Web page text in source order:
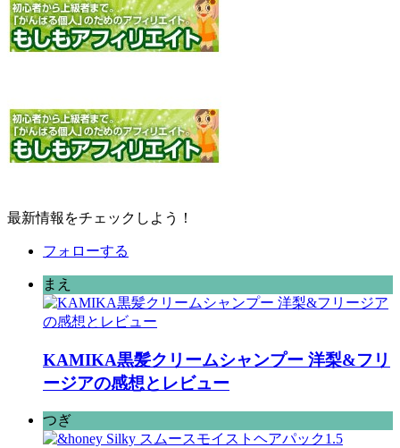
最新情報をチェックしよう！
フォローする
まえ
KAMIKA黒髪クリームシャンプー 洋梨&フリ
ージアの感想とレビュー
つぎ